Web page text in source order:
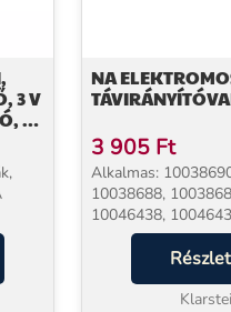
3 V
2
NA
3 905 Ft
Alkalmas:
10038688,
10046438,
10045617,
10038629
termékhez....